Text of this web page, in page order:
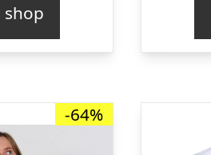
var:
kr. 249,00.kr. 89,95.
shop
-64%